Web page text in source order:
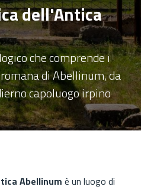
dell'Antica
che comprende i
di Abellinum, da
capoluogo irpino
Abellinum è un luogo di